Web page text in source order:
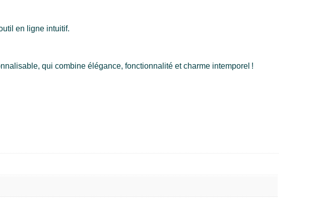
en ligne intuitif.
qui combine élégance, fonctionnalité et charme intemporel !